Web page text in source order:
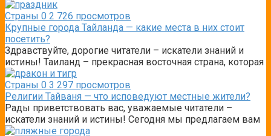
Страны 0 2 726 просмотров
Крупные города Тайланда — какие места в них стоит
посетить?
Здравствуйте, дорогие читатели – искатели знаний и
истины! Таиланд – прекрасная восточная страна, которая
Страны 0 3 297 просмотров
Религии Тайваня — что исповедуют местные жители?
Рады приветствовать вас, уважаемые читатели –
искатели знаний и истины! Сегодня мы предлагаем вам